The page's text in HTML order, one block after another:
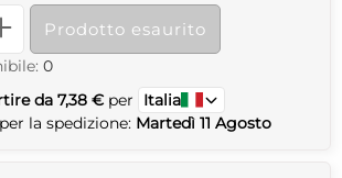
Prodotto esaurito
0
da 7,38 € per
Italia
la spedizione: Martedì 11 Agosto